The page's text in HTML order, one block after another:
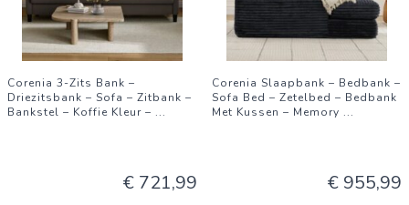
Corenia 3-Zits Bank –
Driezitsbank – Sofa – Zitbank –
Bankstel – Koffie Kleur – ...
€ 721,99
Corenia Slaapbank – Bedbank –
Sofa Bed – Zetelbed – Bedbank
Met Kussen – Memory ...
€ 955,99